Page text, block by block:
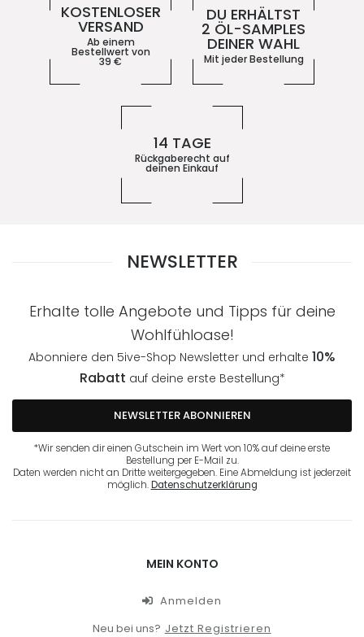
KOSTENLOSER
VERSAND
Ab einem
Bestellwert von
39 €
DU ERHÄLTST
2 ÖL-SAMPLES
DEINER WAHL
Mit jeder Bestellung
14 TAGE
Rückgaberecht auf
deinen Einkauf
NEWSLETTER
Erhalte tolle Angebote und Tipps für deine
Wohlfühloase!
Abonniere den 5ive-Shop Newsletter und erhalte 10%
Rabatt auf deine erste Bestellung*
NEWSLETTER ABONNIEREN
*Wir senden dir einen Gutschein im Wert von 10% auf deine erste
Bestellung per E-Mail zu.
Daten werden nicht an Dritte weitergegeben. Eine Abmeldung ist jederzeit
möglich.Datenschutzerklärung
MEIN KONTO
Anmelden
Neu bei uns? Jetzt Registrieren